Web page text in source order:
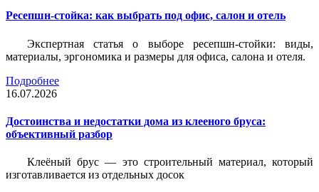
Ресепшн-стойка: как выбрать под офис, салон и отель
Экспертная статья о выборе ресепшн-стойки: виды,
материалы, эргономика и размеры для офиса, салона и отеля.
Подробнее
16.07.2026
Достоинства и недостатки дома из клееного бруса:
объективный разбор
Клеёный брус — это строительный материал, который
изготавливается из отдельных досок